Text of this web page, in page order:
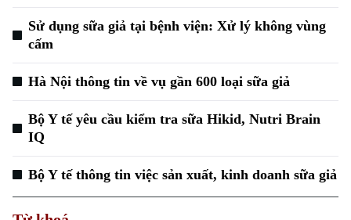
Sử dụng sữa giả tại bệnh viện: Xử lý không vùng
cấm
Hà Nội thông tin về vụ gần 600 loại sữa giả
Bộ Y tế yêu cầu kiểm tra sữa Hikid, Nutri Brain
IQ
Bộ Y tế thông tin việc sản xuất, kinh doanh sữa giả